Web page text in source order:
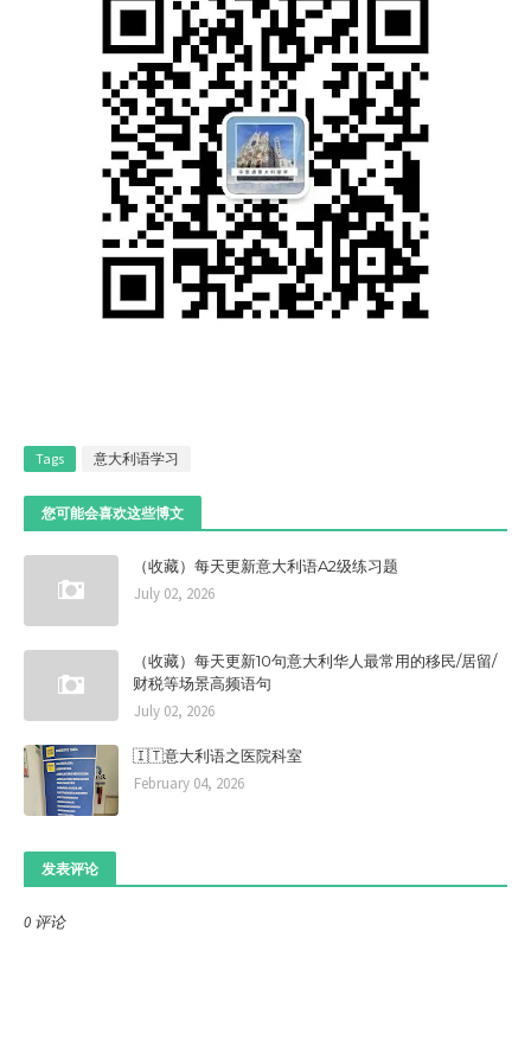
Tags 意大利语学习
您可能会喜欢这些博文
（收藏）每天更新意大利语A2级练习题
July 02, 2026
（收藏）每天更新10句意大利华人最常用的移民/居留/
财税等场景高频语句
July 02, 2026
🇮🇹意大利语之医院科室
February 04, 2026
发表评论
0 评论